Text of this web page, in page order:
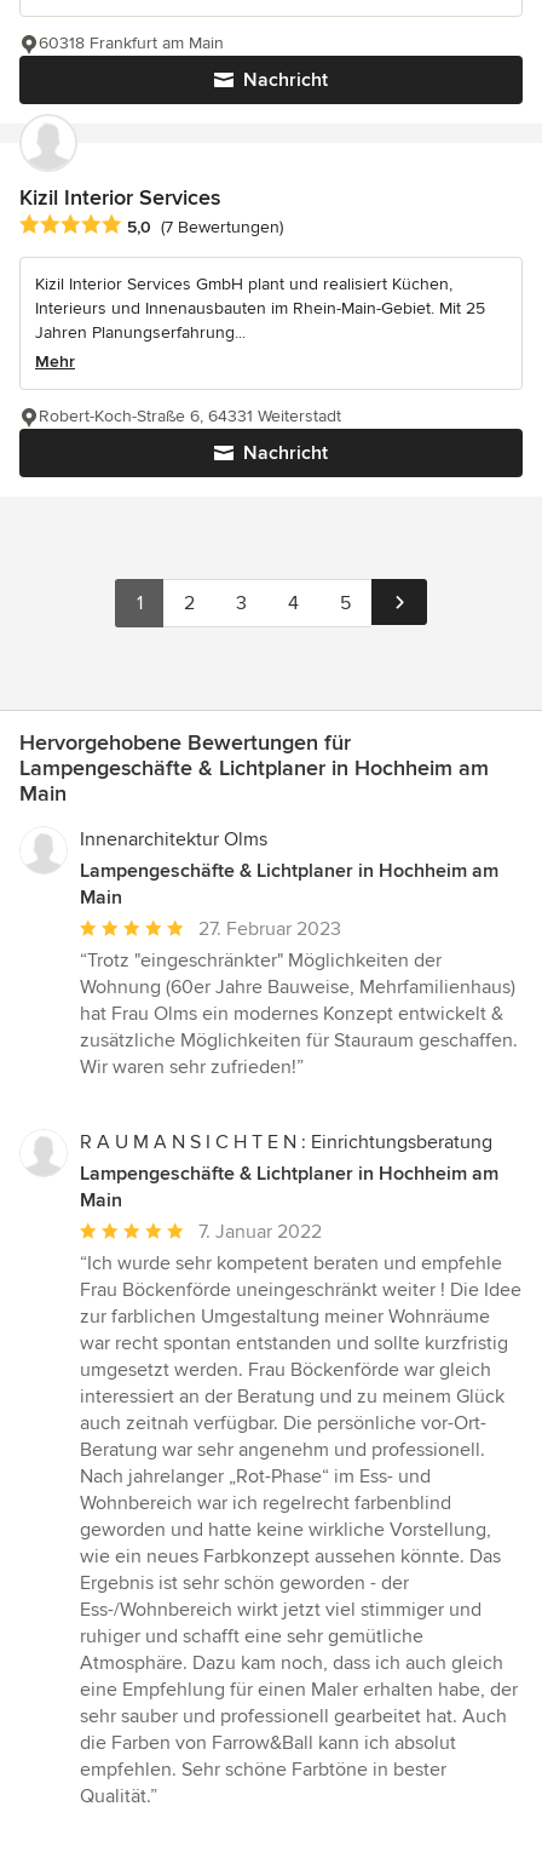
Nachricht
60318 Frankfurt am Main
Kizil Interior Services
Durchschnittliche Bewertung: 5 von 5 Sternen
5,0 (7 Bewertungen)
Kizil Interior Services GmbH plant und realisiert Küchen,
Interieurs und Innenausbauten im Rhein-Main-Gebiet. Mit 25
Jahren Planungserfahrung...
Mehr
Nachricht
Robert-Koch-Straße 6, 64331 Weiterstadt
1 2 3 4 5
Hervorgehobene Bewertungen für
Lampengeschäfte & Lichtplaner in Hochheim am
Main
Innenarchitektur Olms
Lampengeschäfte & Lichtplaner in Hochheim am
Main
Durchschnittliche
Bewertung:
5
von
5
Sternen
27. Februar 2023
“Trotz "eingeschränkter" Möglichkeiten der
Wohnung (60er Jahre Bauweise, Mehrfamilienhaus)
hat Frau Olms ein modernes Konzept entwickelt &
zusätzliche Möglichkeiten für Stauraum geschaffen.
Wir waren sehr zufrieden!”
R A U M A N S I C H T E N : Einrichtungsberatung
Lampengeschäfte & Lichtplaner in Hochheim am
Main
Durchschnittliche
Bewertung:
5
von
5
Sternen
7. Januar 2022
“Ich wurde sehr kompetent beraten und empfehle
Frau Böckenförde uneingeschränkt weiter ! Die Idee
zur farblichen Umgestaltung meiner Wohnräume
war recht spontan entstanden und sollte kurzfristig
umgesetzt werden. Frau Böckenförde war gleich
interessiert an der Beratung und zu meinem Glück
auch zeitnah verfügbar. Die persönliche vor-Ort-
Beratung war sehr angenehm und professionell.
Nach jahrelanger „Rot-Phase“ im Ess- und
Wohnbereich war ich regelrecht farbenblind
geworden und hatte keine wirkliche Vorstellung,
wie ein neues Farbkonzept aussehen könnte. Das
Ergebnis ist sehr schön geworden - der
Ess-/Wohnbereich wirkt jetzt viel stimmiger und
ruhiger und schafft eine sehr gemütliche
Atmosphäre. Dazu kam noch, dass ich auch gleich
eine Empfehlung für einen Maler erhalten habe, der
sehr sauber und professionell gearbeitet hat. Auch
die Farben von Farrow&Ball kann ich absolut
empfehlen. Sehr schöne Farbtöne in bester
Qualität.”